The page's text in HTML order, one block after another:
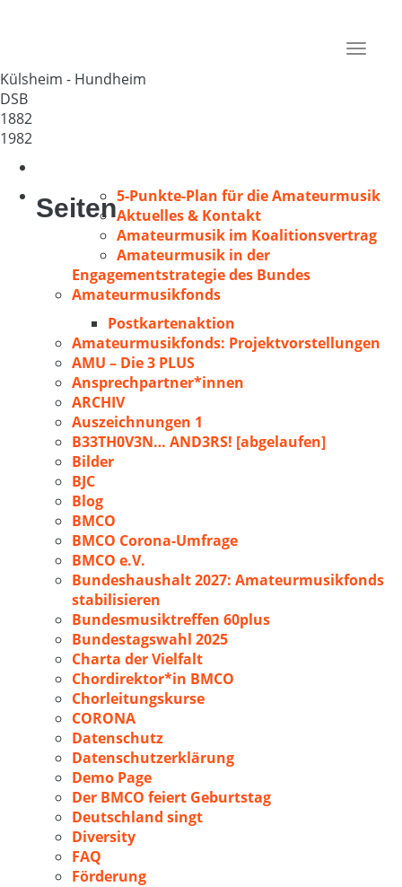
Toggle
Külsheim - Hundheim
DSB
1882
1982
Seiten5-Punkte-Plan für die Amateurmusik
Aktuelles & Kontakt
Amateurmusik im Koalitionsvertrag
Amateurmusik in der
Engagementstrategie des Bundes
Amateurmusikfonds
Postkartenaktion
Amateurmusikfonds: Projektvorstellungen
AMU – Die 3 PLUS
Ansprechpartner*innen
ARCHIV
Auszeichnungen 1
B33TH0V3N… AND3RS! [abgelaufen]
Bilder
BJC
Blog
BMCO
BMCO Corona-Umfrage
BMCO e.V.
Bundeshaushalt 2027: Amateurmusikfonds
stabilisieren
Bundesmusiktreffen 60plus
Bundestagswahl 2025
Charta der Vielfalt
Chordirektor*in BMCO
Chorleitungskurse
CORONA
Datenschutz
Datenschutzerklärung
Demo Page
Der BMCO feiert Geburtstag
Deutschland singt
Diversity
FAQ
Förderung